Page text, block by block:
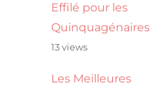
Effilé pour les
Quinquagénaires
13 views
Les Meilleures